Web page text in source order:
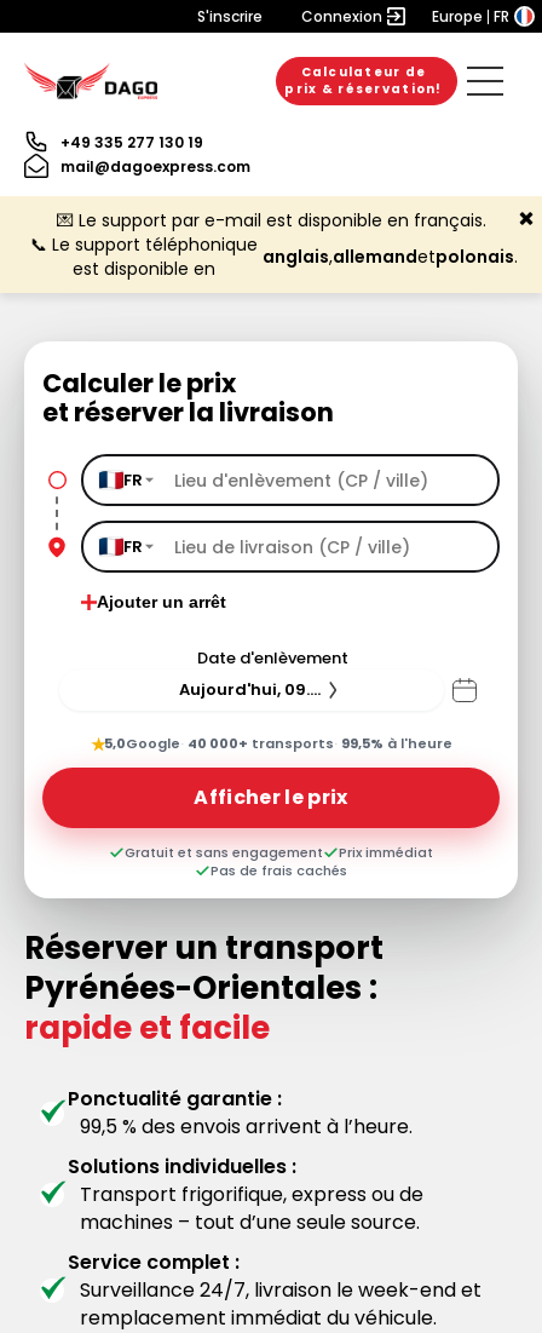
S'inscrire Connexion Europe FR
Calculateur de
prix & réservation!
+49 335 277 130 19
mail@dagoexpress.com
💌 Le support par e-mail est disponible en français.
📞 Le support téléphonique
est disponible en
anglais,allemandetpolonais.
Calculer le prix
et réserver la livraison
FR
FR
Ajouter un arrêt
Date d'enlèvement
Aujourd'hui, 09.08.26
★5,0Google· 40 000+ transports· 99,5% à l'heure
Afficher le prix
Gratuit et sans engagement
Prix immédiat
Pas de frais cachés
Réserver un transport
Pyrénées-Orientales :
rapide et facile
Ponctualité garantie :
99,5 % des envois arrivent à l’heure.
Solutions individuelles :
Transport frigorifique, express ou de
machines – tout d’une seule source.
Service complet :
Surveillance 24/7, livraison le week-end et
remplacement immédiat du véhicule.